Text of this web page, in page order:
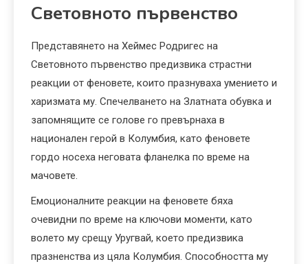
Световното първенство
Представянето на Хеймес Родригес на
Световното първенство предизвика страстни
реакции от феновете, които празнуваха умението и
харизмата му. Спечелването на Златната обувка и
запомнящите се голове го превърнаха в
национален герой в Колумбия, като феновете
гордо носеха неговата фланелка по време на
мачовете.
Емоционалните реакции на феновете бяха
очевидни по време на ключови моменти, като
волето му срещу Уругвай, което предизвика
празненства из цяла Колумбия. Способността му